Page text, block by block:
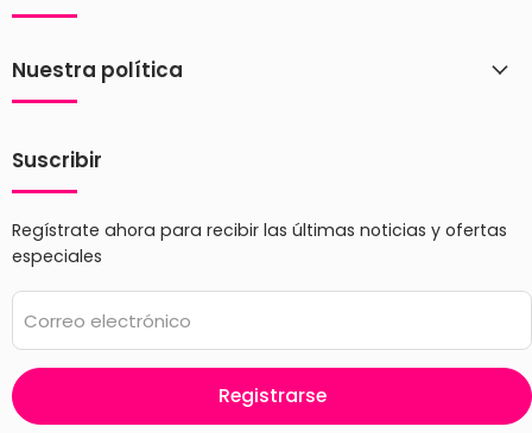
Nuestra política
Suscribir
Regístrate ahora para recibir las últimas noticias y ofertas
especiales
Correo electrónico
Registrarse